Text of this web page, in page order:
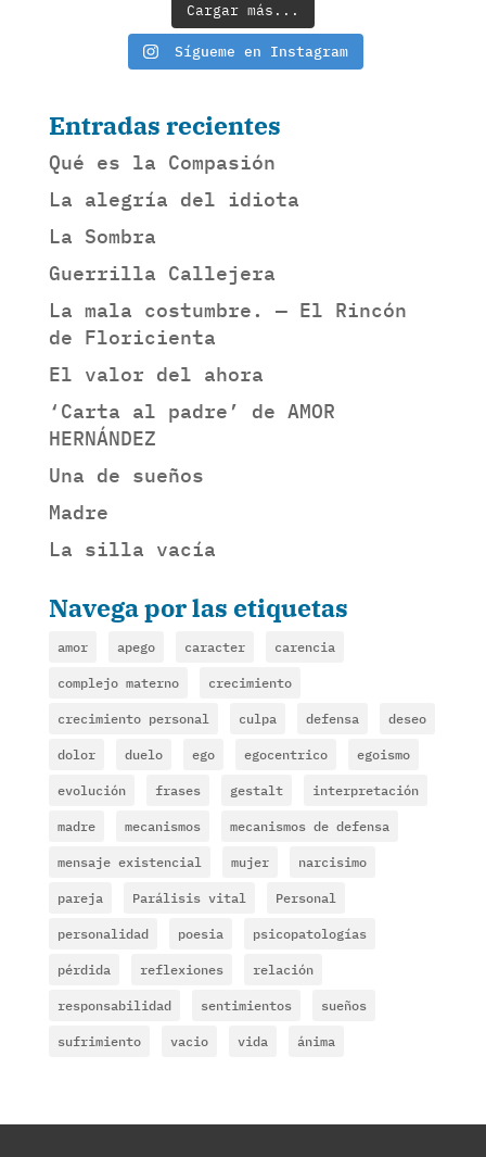
Cargar más...
Sígueme en Instagram
Entradas recientes
Qué es la Compasión
La alegría del idiota
La Sombra
Guerrilla Callejera
La mala costumbre. — El Rincón
de Floricienta
El valor del ahora
‘Carta al padre’ de AMOR
HERNÁNDEZ
Una de sueños
Madre
La silla vacía
Navega por las etiquetas
amor apego caracter carencia
complejo materno crecimiento
crecimiento personal culpa defensa deseo
dolor duelo ego egocentrico egoismo
evolución frases gestalt interpretación
madre mecanismos mecanismos de defensa
mensaje existencial mujer narcisimo
pareja Parálisis vital Personal
personalidad poesia psicopatologías
pérdida reflexiones relación
responsabilidad sentimientos sueños
sufrimiento vacio vida ánima